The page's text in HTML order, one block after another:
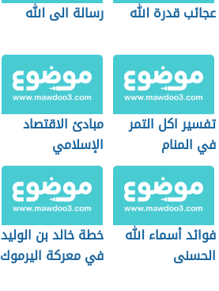
عجائب قدرة الله رسالة الى الله
تفسير اكل التمر
في المنام
مبادئ الاقتصاد
الإسلامي
فوائد أسماء الله
الحسنى
خطة خالد بن الوليد
في معركة اليرموك